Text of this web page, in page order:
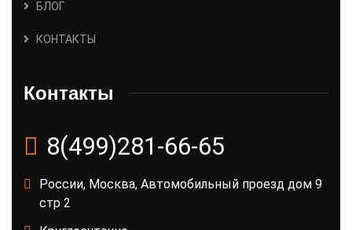
БЛОГ
КОНТАКТЫ
Контакты
8(499)281-66-65
России, Москва, Автомобильный проезд дом 9
стр 2